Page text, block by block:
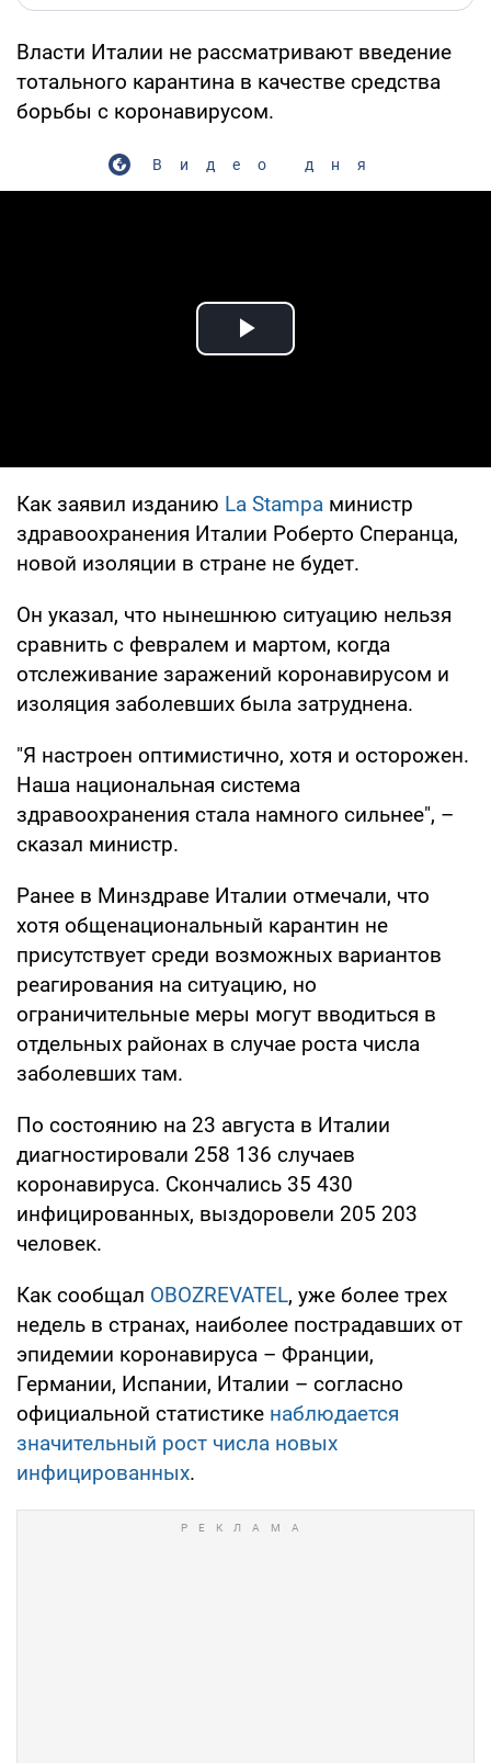
Власти Италии не рассматривают введение
тотального карантина в качестве средства
борьбы с коронавирусом.
Видео дня
Play Video
Как заявил изданию La Stampa министр
здравоохранения Италии Роберто Сперанца,
новой изоляции в стране не будет.
Он указал, что нынешнюю ситуацию нельзя
сравнить с февралем и мартом, когда
отслеживание заражений коронавирусом и
изоляция заболевших была затруднена.
"Я настроен оптимистично, хотя и осторожен.
Наша национальная система
здравоохранения стала намного сильнее", –
сказал министр.
Ранее в Минздраве Италии отмечали, что
хотя общенациональный карантин не
присутствует среди возможных вариантов
реагирования на ситуацию, но
ограничительные меры могут вводиться в
отдельных районах в случае роста числа
заболевших там.
По состоянию на 23 августа в Италии
диагностировали 258 136 случаев
коронавируса. Скончались 35 430
инфицированных, выздоровели 205 203
человек.
Как сообщал OBOZREVATEL, уже более трех
недель в странах, наиболее пострадавших от
эпидемии коронавируса – Франции,
Германии, Испании, Италии – согласно
официальной статистике наблюдается
значительный рост числа новых
инфицированных.